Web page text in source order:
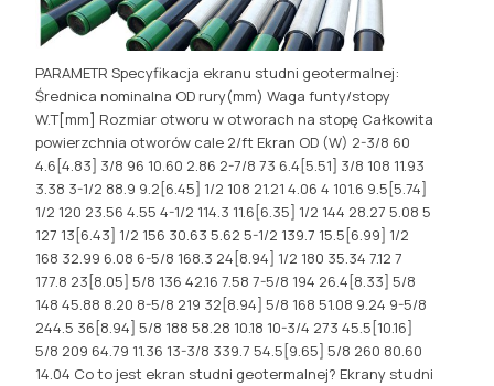
PARAMETR Specyfikacja ekranu studni geotermalnej:
Średnica nominalna OD rury(mm) Waga funty/stopy
W.T[mm] Rozmiar otworu w otworach na stopę Całkowita
powierzchnia otworów cale 2/ft Ekran OD (W) 2-3/8 60
4.6[4.83] 3/8 96 10.60 2.86 2-7/8 73 6.4[5.51] 3/8 108 11.93
3.38 3-1/2 88.9 9.2[6.45] 1/2 108 21.21 4.06 4 101.6 9.5[5.74]
1/2 120 23.56 4.55 4-1/2 114.3 11.6[6.35] 1/2 144 28.27 5.08 5
127 13[6.43] 1/2 156 30.63 5.62 5-1/2 139.7 15.5[6.99] 1/2
168 32.99 6.08 6-5/8 168.3 24[8.94] 1/2 180 35.34 7.12 7
177.8 23[8.05] 5/8 136 42.16 7.58 7-5/8 194 26.4[8.33] 5/8
148 45.88 8.20 8-5/8 219 32[8.94] 5/8 168 51.08 9.24 9-5/8
244.5 36[8.94] 5/8 188 58.28 10.18 10-3/4 273 45.5[10.16]
5/8 209 64.79 11.36 13-3/8 339.7 54.5[9.65] 5/8 260 80.60
14.04 Co to jest ekran studni geotermalnej? Ekrany studni